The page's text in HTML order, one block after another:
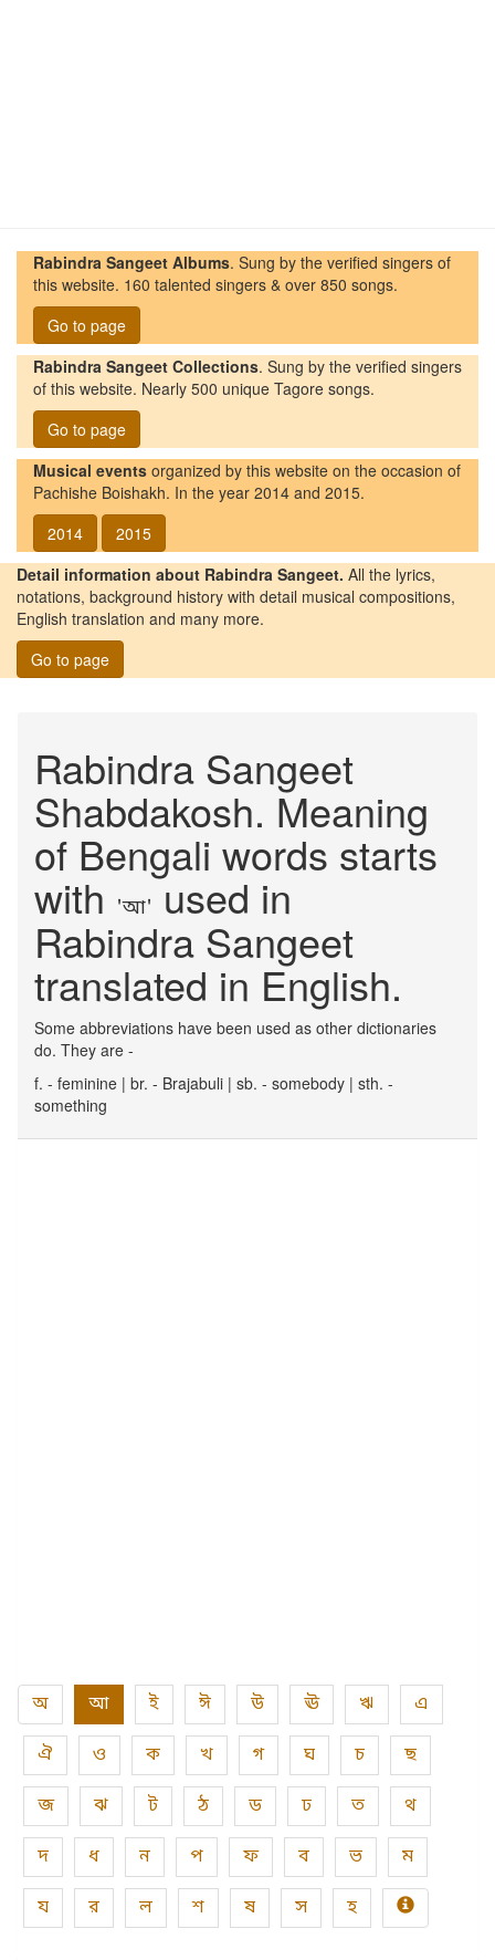
Rabindra Sangeet Albums. Sung by the verified singers of
this website. 160 talented singers & over 850 songs.
Go to page
Rabindra Sangeet Collections. Sung by the verified singers
of this website. Nearly 500 unique Tagore songs.
Go to page
Musical events organized by this website on the occasion of
Pachishe Boishakh. In the year 2014 and 2015.
2014
2015
Detail information about Rabindra Sangeet. All the lyrics,
notations, background history with detail musical compositions,
English translation and many more.
Go to page
Rabindra Sangeet
Shabdakosh. Meaning
of Bengali words starts
with 'আ'used in
Rabindra Sangeet
translated in English.
Some abbreviations have been used as other dictionaries
do. They are -
f. - feminine | br. - Brajabuli | sb. - somebody | sth. -
something
অ আ ই ঈ উ ঊ ঋ এ
ঐ ও ক খ গ ঘ চ ছ
জ ঝ ট ঠ ড ঢ ত থ
দ ধ ন প ফ ব ভ ম
য র ল শ ষ স হ